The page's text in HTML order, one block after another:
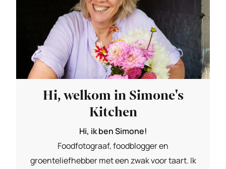
Hi, welkom in Simone's
Kitchen
Hi, ik ben Simone!
Foodfotograaf, foodblogger en
groenteliefhebber met een zwak voor taart. Ik